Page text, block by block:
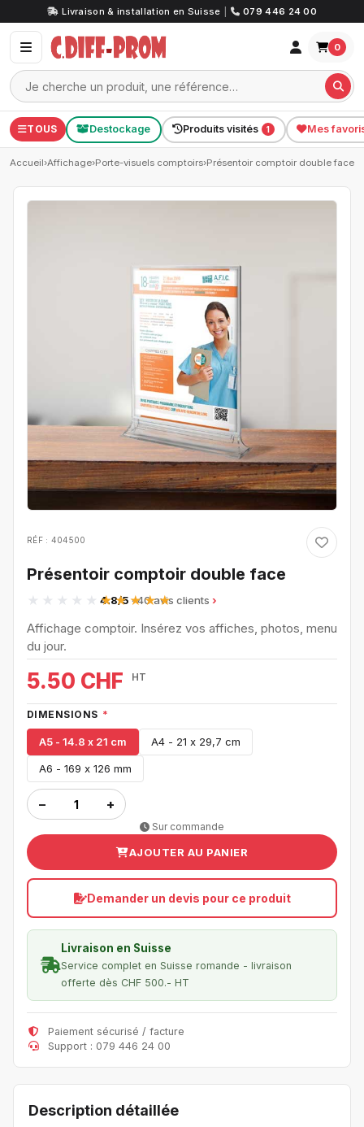
Livraison & installation en Suisse 079 446 24 00
0
TOUS Destockage Produits visités 1 Mes
Accueil›Affichage›Porte-visuels comptoirs›Présentoir comptoir double face
RÉF : 404500
Présentoir comptoir double face
4.8/5· 40 avis clients
Affichage comptoir. Insérez vos affiches, photos, menu
du jour.
5.50 CHF HT
DIMENSIONS *
A5 - 14.8 x 21 cm A4 - 21 x 29,7 cm
A6 - 169 x 126 mm
− +
Sur commande
AJOUTER AU PANIER
Demander un devis pour ce produit
Livraison en Suisse
Service complet en Suisse romande - livraison
offerte dès CHF 500.- HT
Paiement sécurisé / facture
Support : 079 446 24 00
Description détaillée